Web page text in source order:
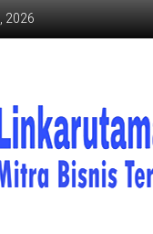
2026